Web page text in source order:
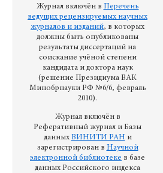
Журнал включён в Перечень
ведущих рецензируемых научных
журналов и изданий, в которых
должны быть опубликованы
результаты диссертаций на
соискание учёной степени
кандидата и доктора наук
(решение Президиума ВАК
Минобрнауки РФ №6/6, февраль
2010).
Журнал включён в
Реферативный журнал и Базы
данныхВИНИТИ РАН и
зарегистрирован в Научной
электронной библиотеке в базе
данных Российского индекса